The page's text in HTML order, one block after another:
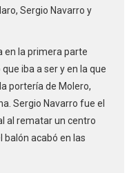
Sergio Navarro y
en la primera parte
iba a ser y en la que
portería de Molero,
Sergio Navarro fue el
al rematar un centro
balón acabó en las